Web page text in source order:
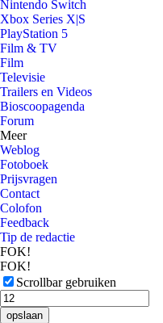
Nintendo Switch
Xbox Series X|S
PlayStation 5
Film & TV
Film
Televisie
Trailers en Videos
Bioscoopagenda
Forum
Meer
Weblog
Fotoboek
Prijsvragen
Contact
Colofon
Feedback
Tip de redactie
FOK!
FOK!
Scrollbar gebruiken
opslaan